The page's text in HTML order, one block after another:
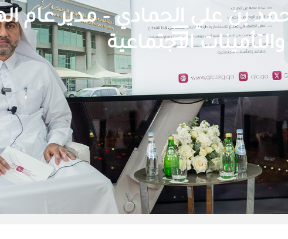
بن علي الحمادي – مدير عام
والتأمينات الاجتماعية